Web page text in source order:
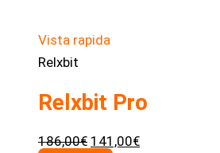
Vista rapida
Relxbit
Relxbit Pro
186,00€ Il
141,00€Il